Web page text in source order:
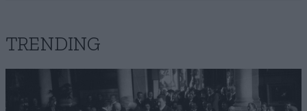
TRENDING